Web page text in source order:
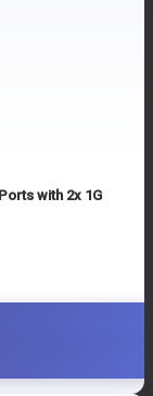
with 2x 1G